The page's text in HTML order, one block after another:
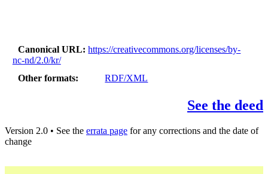
Canonical URL
https://creativecommons.org/licenses/by-
nc-nd/2.0/kr/
Other formats
RDF/XML
See the deed
Version 2.0 • See the errata page for any corrections and the date of
change